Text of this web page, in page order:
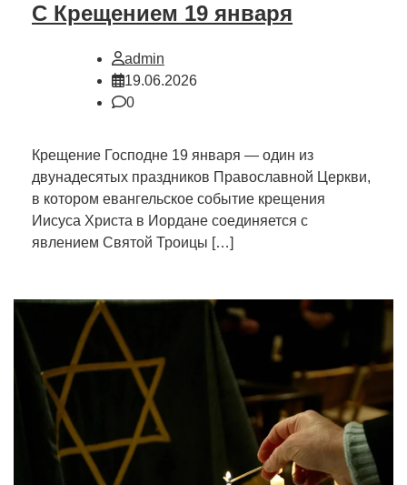
С Крещением 19 января
admin
19.06.2026
0
Крещение Господне 19 января — один из
двунадесятых праздников Православной Церкви,
в котором евангельское событие крещения
Иисуса Христа в Иордане соединяется с
явлением Святой Троицы […]